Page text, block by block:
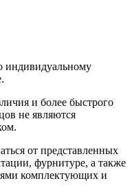
индивидуальному
и более быстрого
не являются
от представленных
фурнитуре, а также
комплектующих и